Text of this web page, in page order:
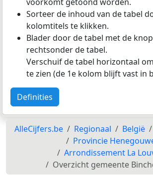
Sorteer de inhoud van de tabel
kolomtitels te klikken.
Blader door de tabel met de
rechtsonder de tabel.
Verschuif de tabel horizontaal
te zien (de 1e kolom blijft vast in
Definities
AlleCijfers.be Regionaal België
Provincie
Arrondissement La
Overzicht gemeente